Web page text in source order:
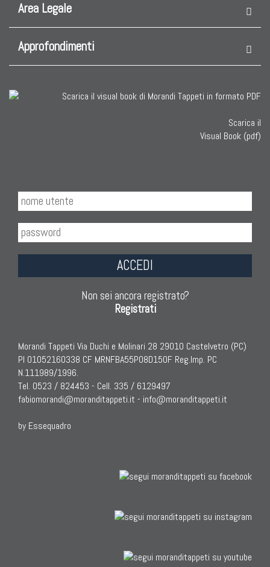
Tappeti Caucasici Antichi: Kazak
Tappeti Caucasici Antichi: Karabagh
Tappeti Caucasici Vecchi E Nuovi
Tappeti Cinesi Antichi
Tappeti Turcomanni Antichi
Tappeti Agra Antichi E Antica Asia
Kilim Vecchi E Antichi
Nuovissimi Kilim India
Arazzi E Ricami
TAPPETI PER ARREDAMENTO
Tappeti Turcomanni Vecchi E Nuovi
Area Legale
Approfondimenti
Scarica il
Visual Book (pdf)
ACCEDI
Non sei ancora registrato?
Registrati
Morandi Tappeti Via Duchi e Molinari 28 29010 Castelvetro (PC)
PI 01052160338 CF MRNFBA55P08D150F Reg.Imp. PC
N.111989/1996.
Tel. 0523 / 824453 - Cell. 335 / 6129497
fabiomorandi@moranditappeti.it - info@moranditappeti.it
by Essequadro